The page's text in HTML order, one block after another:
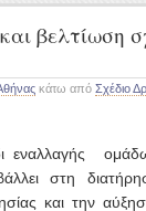
βελτίωση
κάτω από Σχέδιο
εναλλαγής
στη
και την